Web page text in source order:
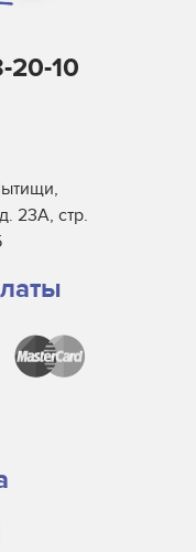
20-10
23А, стр.